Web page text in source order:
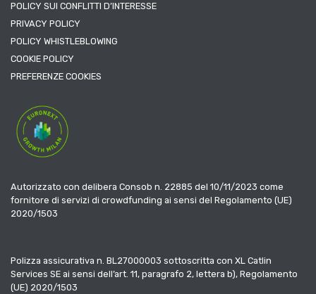
POLICY SUI CONFLITTI D’INTERESSE
PRIVACY POLICY
POLICY WHISTLEBLOWING
COOKIE POLICY
PREFERENZE COOKIES
Autorizzato con delibera Consob n. 22885 del 10/11/2023 come
fornitore di servizi di crowdfunding ai sensi del Regolamento (UE)
2020/1503
Polizza assicurativa n. BL27000003 sottoscritta con XL Catlin
Services SE ai sensi dell’art. 11, paragrafo 2, lettera b), Regolamento
(UE) 2020/1503